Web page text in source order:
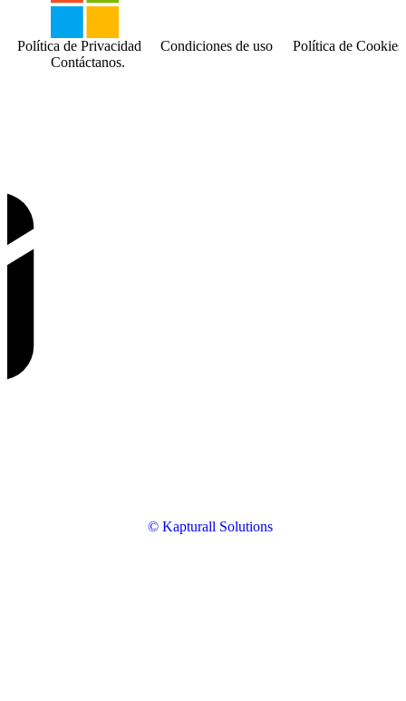
© Kapturall Solutions
Contáctanos.
Política de Privacidad Condiciones de uso Política de Cookies